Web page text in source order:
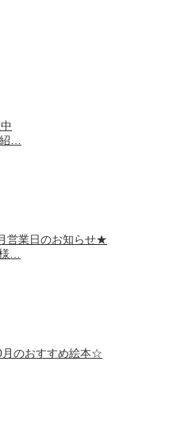
…
営業日のお知らせ★
…
のおすすめ絵本☆